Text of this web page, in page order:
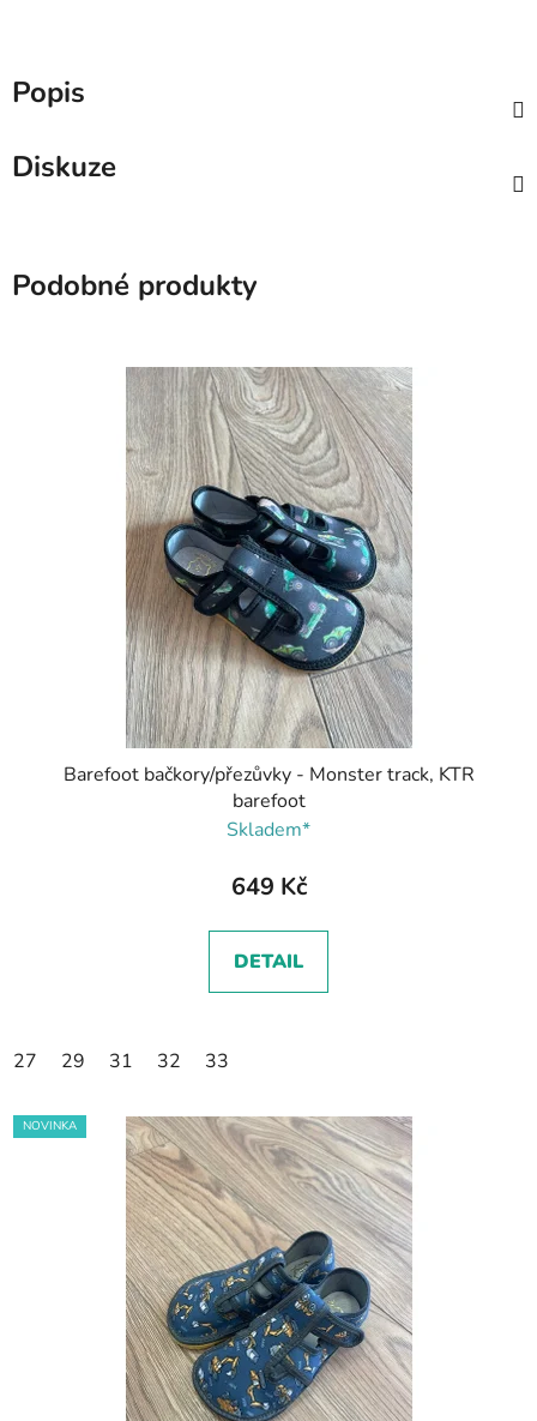
Popis
Diskuze
Podobné produkty
Barefoot bačkory/přezůvky - Monster track, KTR
barefoot
Skladem*
649 Kč
DETAIL
27 29 31 32 33
NOVINKA